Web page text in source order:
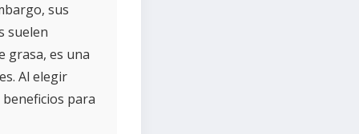
sus
suelen
grasa, es una
Al elegir
para